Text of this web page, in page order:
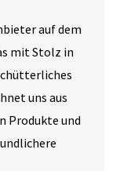
auf dem
mit Stolz in
uns aus
Produkte und